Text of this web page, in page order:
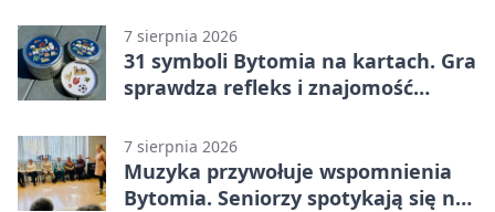
ale stracili zwycięstwo
7 sierpnia 2026
31 symboli Bytomia na kartach. Gra
sprawdza refleks i znajomość
7 sierpnia 2026
Muzyka przywołuje wspomnienia
Bytomia. Seniorzy spotykają się na